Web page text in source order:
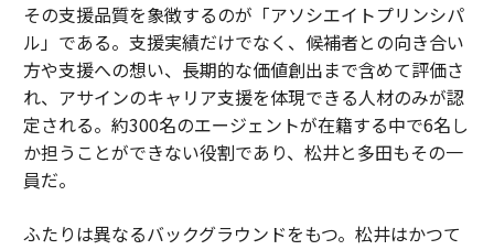
その支援品質を象徴するのが「アソシエイトプリンシパ
ル」である。支援実績だけでなく、候補者との向き合い
方や支援への想い、長期的な価値創出まで含めて評価さ
れ、アサインのキャリア支援を体現できる人材のみが認
定される。約300名のエージェントが在籍する中で6名し
か担うことができない役割であり、松井と多田もその一
員だ。
ふたりは異なるバックグラウンドをもつ。松井はかつて